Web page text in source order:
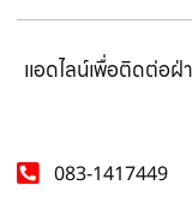
แอดไลน์เพื่อติดต่อฝ่
083-1417449